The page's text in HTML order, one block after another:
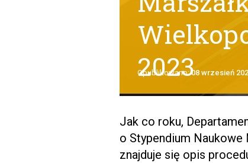
2023
Opublikowano:08 wrzesień
Jak co roku,
o Stypendium
znajduje się opis